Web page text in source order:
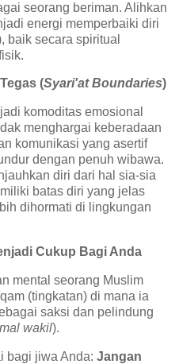
seorang beriman. Alihkan
energi memperbaiki diri
baik secara spiritual
(Syari'at Boundaries)
komoditas emosional
menghargai keberadaan
komunikasi yang asertif
dengan penuh wibawa.
diri dari hal sia-sia
batas diri yang jelas
dihormati di lingkungan
Cukup Bagi Anda
mental seorang Muslim
(tingkatan) di mana ia
saksi dan pelindung
wakil).
bagi jiwa Anda: Jangan